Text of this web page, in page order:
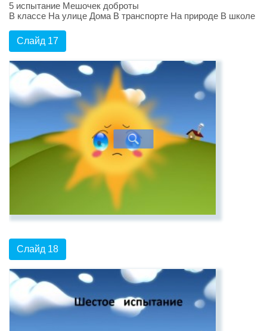
5 испытание Мешочек доброты
В классе На улице Дома В транспорте На природе В школе
Слайд 17
Слайд 18